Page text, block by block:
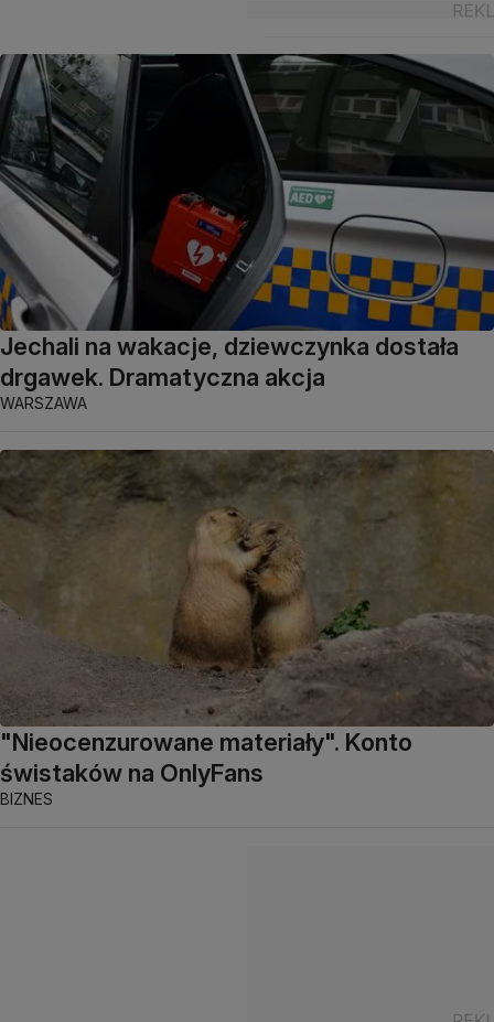
Jechali na wakacje, dziewczynka dostała
drgawek. Dramatyczna akcja
WARSZAWA
"Nieocenzurowane materiały". Konto
świstaków na OnlyFans
BIZNES